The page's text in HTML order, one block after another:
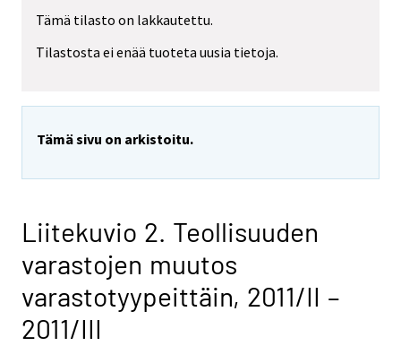
Tämä tilasto on lakkautettu.
Tilastosta ei enää tuoteta uusia tietoja.
Tämä sivu on arkistoitu.
Liitekuvio 2. Teollisuuden
varastojen muutos
varastotyypeittäin, 2011/II –
2011/III